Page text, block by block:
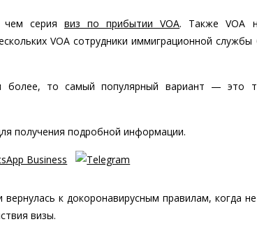
чем серия виз по прибытии VOA. Также VOA
VOA сотрудники иммиграционной службы
более, то самый популярный вариант — это
получения подробной информации.
вернулась к докоронавирусным правилам, когда
визы.